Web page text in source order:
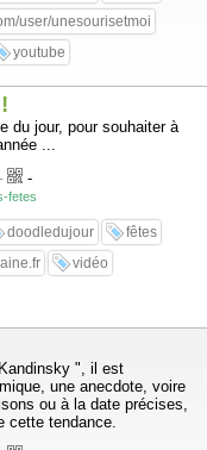
user/unesourisetmoi
youtube
du jour, pour souhaiter à
...
- -
fetes
doodledujour
fêtes
vidéo
", il est
une anecdote, voire
ou à la date précises,
cette tendance.